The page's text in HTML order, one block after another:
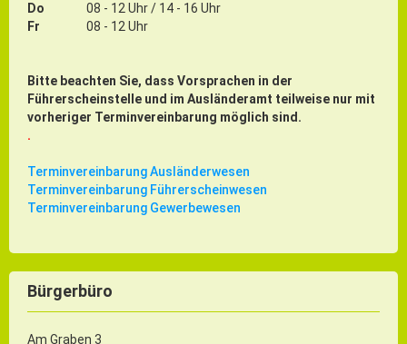
Do
08 - 12 Uhr / 14 - 16 Uhr
Fr
08 - 12 Uhr
Bitte beachten Sie, dass Vorsprachen in der
Führerscheinstelle und im Ausländeramt teilweise nur mit
vorheriger Terminvereinbarung möglich sind.
.
Terminvereinbarung Ausländerwesen
Terminvereinbarung Führerscheinwesen
Terminvereinbarung Gewerbewesen
Bürgerbüro
Am Graben 3